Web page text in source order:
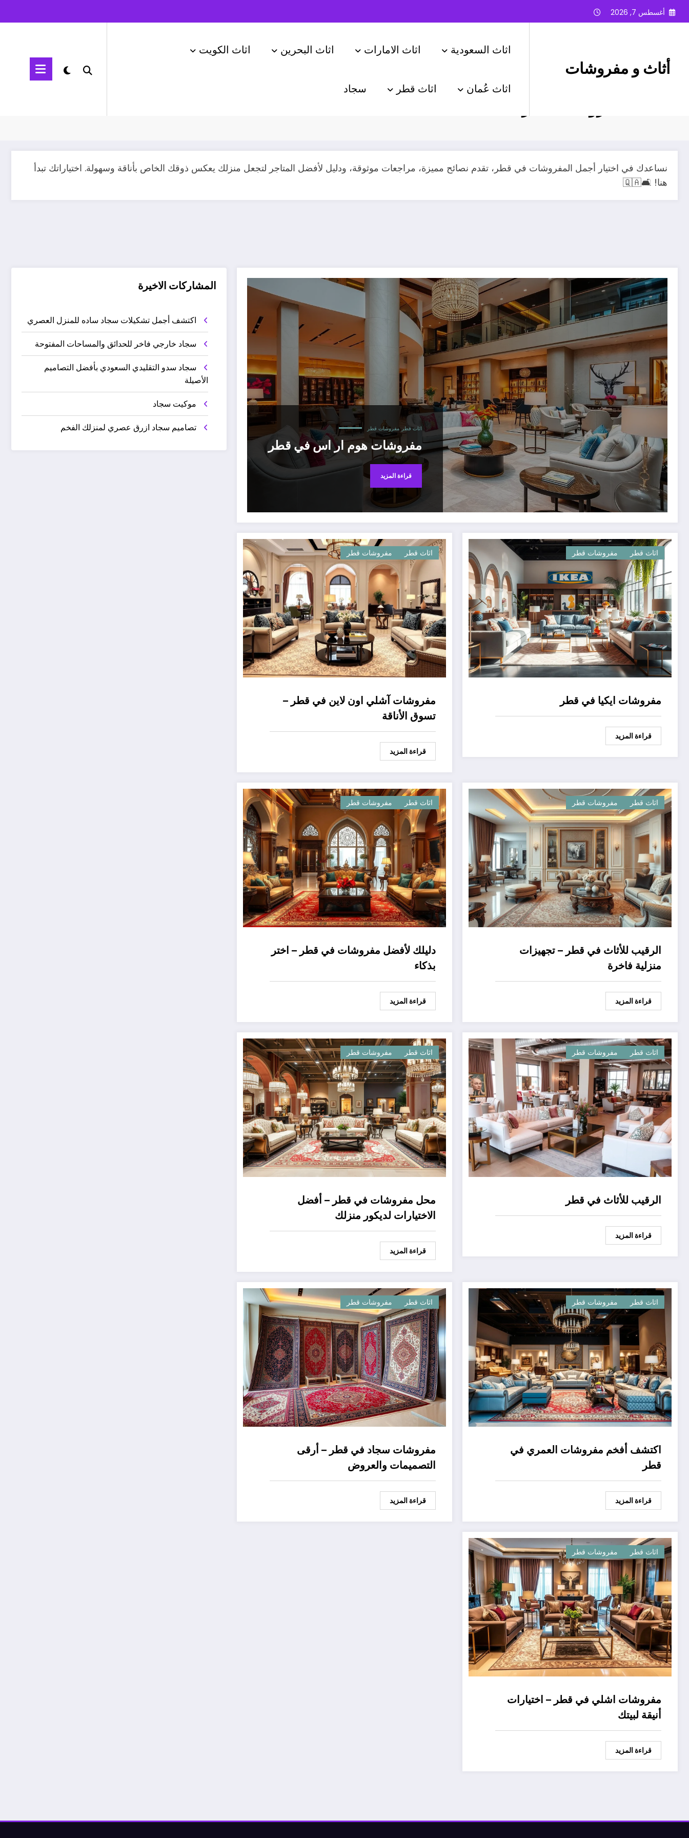
التجاوز
أغسطس 7, 2026
أثاث و مفروشات
اثاث السعودية اثاث الامارات اثاث البحرين اثاث الكويت
اثاث عُمان اثاث قطر سجاد
نساعدك في اختيار أجمل المفروشات في قطر، تقدم نصائح مميزة، مراجعات موثوقة، ودليل لأفضل المتاجر لتجعل منزلك يعكس ذوقك الخاص بأناقة وسهولة. اختياراتك تبدأ
هنا! 🛋️🇶🇦
اثاث قطر مفروشات قطر
مفروشات هوم ار اس في قطر
قراءة المزيد
اثاث قطر مفروشات قطر
مفروشات ايكيا في قطر
قراءة المزيد
اثاث قطر مفروشات قطر
مفروشات آشلي اون لاين في قطر –
تسوق الأناقة
قراءة المزيد
اثاث قطر مفروشات قطر
الرقيب للأثاث في قطر – تجهيزات
منزلية فاخرة
قراءة المزيد
اثاث قطر مفروشات قطر
دليلك لأفضل مفروشات في قطر – اختر
بذكاء
قراءة المزيد
اثاث قطر مفروشات قطر
الرقيب للأثاث في قطر
قراءة المزيد
اثاث قطر مفروشات قطر
محل مفروشات في قطر – أفضل
الاختيارات لديكور منزلك
قراءة المزيد
اثاث قطر مفروشات قطر
اكتشف أفخم مفروشات العمري في
قطر
قراءة المزيد
اثاث قطر مفروشات قطر
مفروشات سجاد في قطر – أرقى
التصميمات والعروض
قراءة المزيد
اثاث قطر مفروشات قطر
مفروشات اشلي في قطر – اختيارات
أنيقة لبيتك
قراءة المزيد
المشاركات الاخيرة
اكتشف أجمل تشكيلات سجاد ساده للمنزل العصري
سجاد خارجي فاخر للحدائق والمساحات المفتوحة
سجاد سدو التقليدي السعودي بأفضل التصاميم
الأصيلة
موكيت سجاد
تصاميم سجاد ازرق عصري لمنزلك الفخم